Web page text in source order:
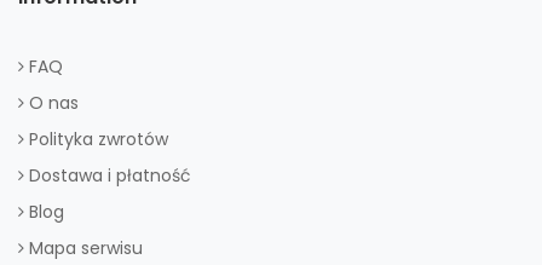
FAQ
O nas
Polityka zwrotów
Dostawa i płatność
Blog
Mapa serwisu